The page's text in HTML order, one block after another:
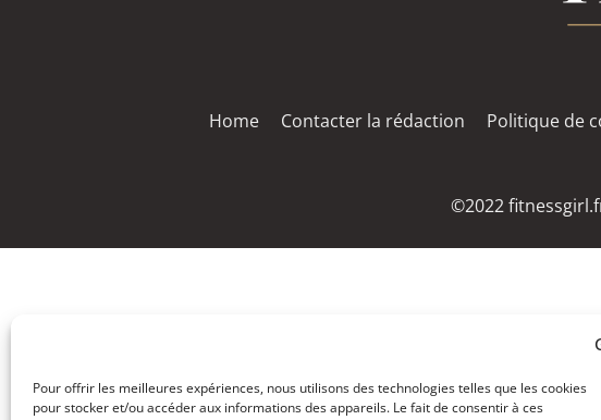
Pour offrir les meilleures expériences, nous utilisons des technologies telles que les cookies
pour stocker et/ou accéder aux informations des appareils. Le fait de consentir à ces
Home Contacter la rédaction Politique de
©2022